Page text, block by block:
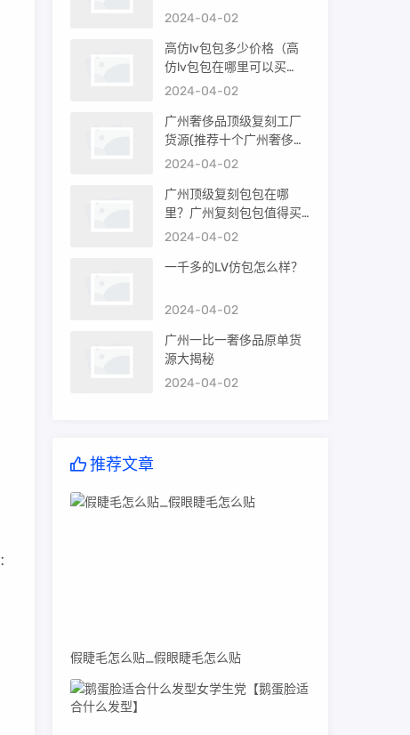
2024-04-02
高仿lv包包多少价格（高
仿lv包包在哪里可以买
到）
2024-04-02
广州奢侈品顶级复刻工厂
货源(推荐十个广州奢侈品
购买渠道)
2024-04-02
广州顶级复刻包包在哪
里？广州复刻包包值得买
吗？
2024-04-02
一千多的LV仿包怎么样？
2024-04-02
广州一比一奢侈品原单货
源大揭秘
2024-04-02
推荐文章
假睫毛怎么贴_假眼睫毛怎么贴